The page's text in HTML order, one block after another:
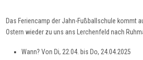
Das Feriencamp der Jahn-Fußballschule kommt
Ostern wieder zu uns ans Lerchenfeld nach
Wann? Von Di, 22.04. bis Do, 24.04.2025